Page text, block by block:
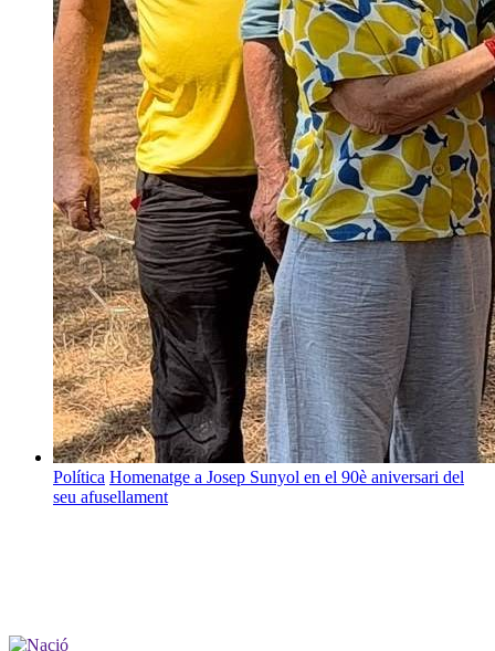
Política Homenatge a Josep Sunyol en el 90è aniversari del
seu afusellament